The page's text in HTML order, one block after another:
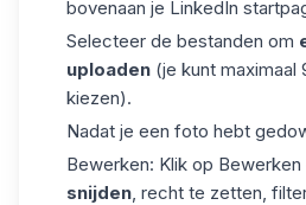
bovenaan je LinkedIn
Selecteer de bestanden om
uploaden (je kunt maximaal
kiezen).
Nadat je een foto hebt
Bewerken: Klik op
snijden , recht te zetten,